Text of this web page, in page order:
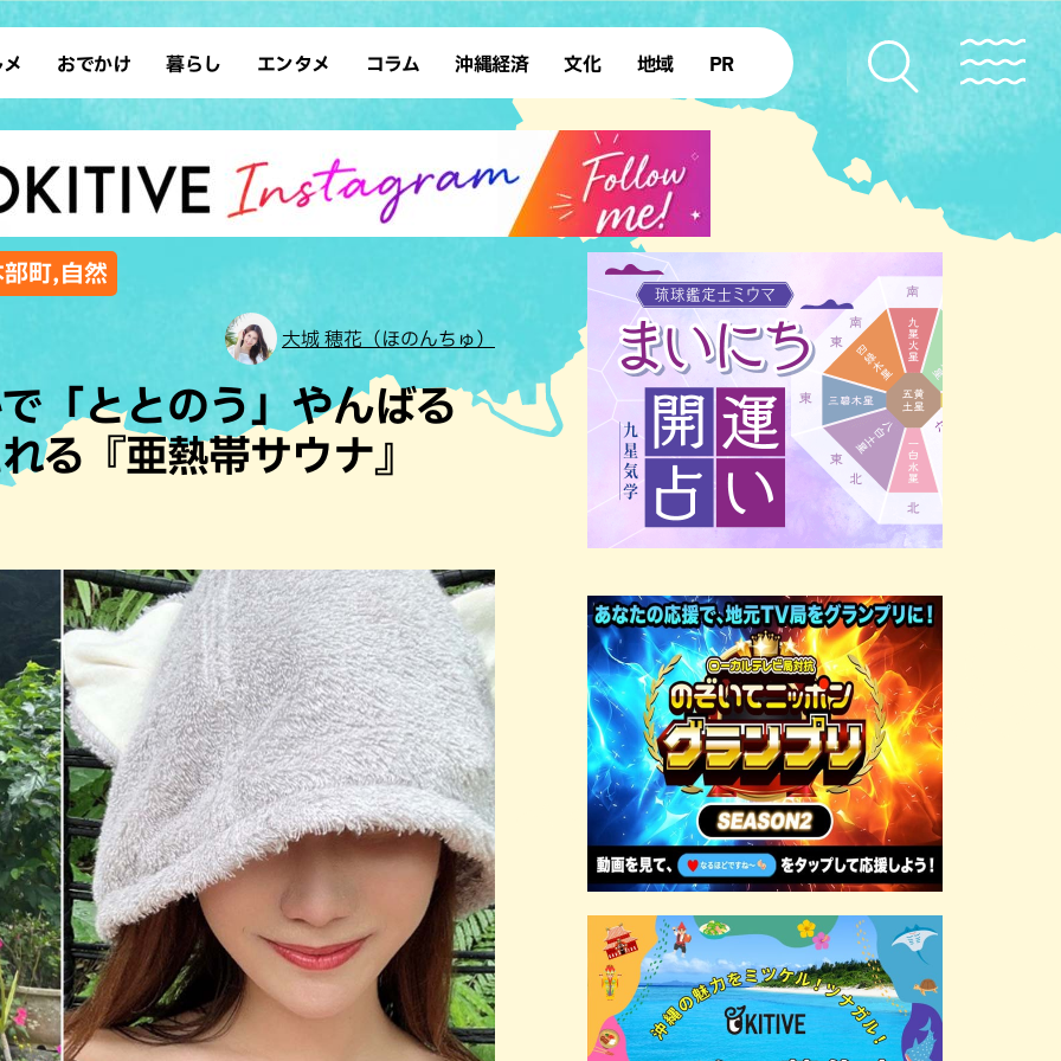
ン 沖縄そば
ウト カフェ
和食・日本料理
理
イタリアン
フレンチ
・焼肉 焼鳥・串料理
肉料理 居酒屋・バー
イキング
タコス・タコライス
おでかけ
デート ドライブ
散歩 ソロ活
歴史
アート
ホテル
サウナ 公園
沖縄の海
暮らし
レシピ SDGs
ファッション ローカルニュース
沖縄移住 沖縄旧暦行事
エンタメ
スポーツ 占い
タレント・芸人 テレビ
コラム 沖縄経済 文化
復帰50年
地域
本島北部 本島中部
本島南部 先島諸島
北部離島
PR
町,自然
大城 穂花（ほのんちゅ）
「ととのう」やんばる
る『亜熱帯サウナ』